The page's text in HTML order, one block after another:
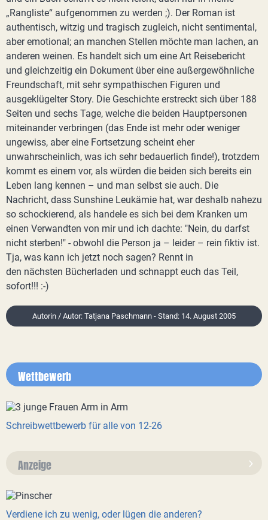
„Rangliste“ aufgenommen zu werden ;). Der Roman ist
authentisch, witzig und tragisch zugleich, nicht sentimental,
aber emotional; an manchen Stellen möchte man lachen, an
anderen weinen. Es handelt sich um eine Art Reisebericht
und gleichzeitig ein Dokument über eine außergewöhnliche
Freundschaft, mit sehr sympathischen Figuren und
ausgeklügelter Story. Die Geschichte erstreckt sich über 188
Seiten und sechs Tage, welche die beiden Hauptpersonen
miteinander verbringen (das Ende ist mehr oder weniger
ungewiss, aber eine Fortsetzung scheint eher
unwahrscheinlich, was ich sehr bedauerlich finde!), trotzdem
kommt es einem vor, als würden die beiden sich bereits ein
Leben lang kennen – und man selbst sie auch. Die
Nachricht, dass Sunshine Leukämie hat, war deshalb nahezu
so schockierend, als handele es sich bei dem Kranken um
einen Verwandten von mir und ich dachte: "Nein, du darfst
nicht sterben!" - obwohl die Person ja – leider – rein fiktiv ist.
Tja, was kann ich jetzt noch sagen? Rennt in
den nächsten Bücherladen und schnappt euch das Teil,
sofort!!! :-)
Autorin / Autor: Tatjana Paschmann - Stand: 14. August 2005
Wettbewerb
Schreibwettbewerb für alle von 12-26
Anzeige
Verdiene ich zu wenig, oder lügen die anderen?